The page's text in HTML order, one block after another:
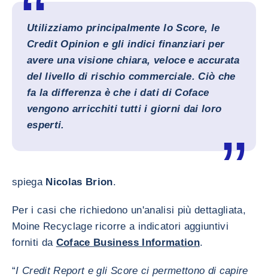
Utilizziamo principalmente lo Score, le
Credit Opinion e gli indici finanziari per
avere una visione chiara, veloce e accurata
del livello di rischio commerciale. Ciò che
fa la differenza è che i dati di Coface
vengono arricchiti tutti i giorni dai loro
esperti.
spiega Nicolas Brion.
Per i casi che richiedono un'analisi più dettagliata,
Moine Recyclage ricorre a indicatori aggiuntivi
forniti da Coface Business Information.
“I Credit Report e gli Score ci permettono di capire